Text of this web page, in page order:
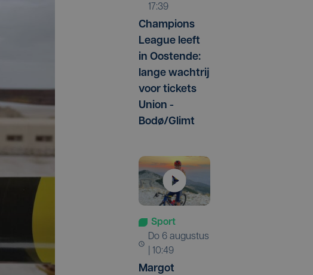
17:39
Champions
League leeft
in Oostende:
lange wachtrij
voor tickets
Union -
Bodø/Glimt
Sport
do 6 augustus
| 10:49
Margot